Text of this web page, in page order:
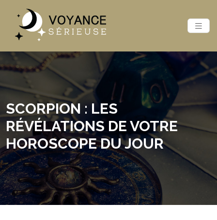
SCORPION : LES
RÉVÉLATIONS DE VOTRE
HOROSCOPE DU JOUR